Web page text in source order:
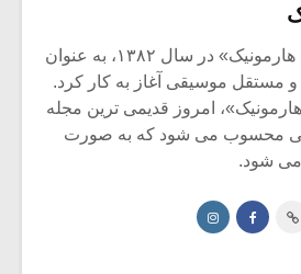
مجله آنلاین «گفتگوی هارمونیک» در سال ۱۳۸۲، به عنوان
مستقل موسیقی آغاز به کار کرد.
امروز قدیمی ترین مجله
محسوب می شود که به صورت
می شود.